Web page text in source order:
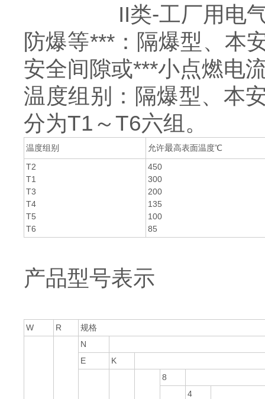
II类-工厂用电气
防爆等***：隔爆型、本
安全间隙或***小点燃电
温度组别：隔爆型、本
分为T1～T6六组。
温度组别 允许最高表面温度℃
T2
T1
T3
T4
T5
T6
450
300
200
135
100
85
产品型号表示
W R
规格
N
E
K
8
4